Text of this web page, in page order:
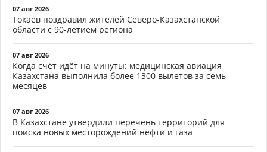
07 авг 2026
Токаев поздравил жителей Северо-Казахстанской
области с 90-летием региона
07 авг 2026
Когда счёт идёт на минуты: медицинская авиация
Казахстана выполнила более 1300 вылетов за семь
месяцев
07 авг 2026
В Казахстане утвердили перечень территорий для
поиска новых месторождений нефти и газа